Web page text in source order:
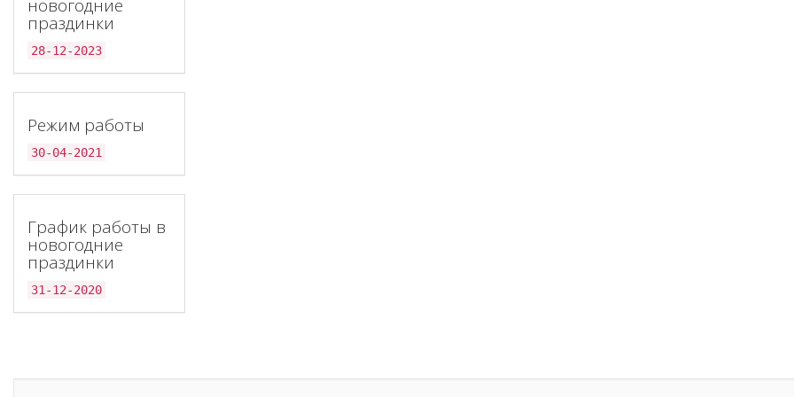
новогодние
праздинки
28-12-2023
Режим работы
30-04-2021
График работы в
новогодние
праздинки
31-12-2020